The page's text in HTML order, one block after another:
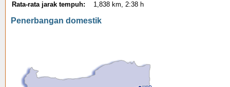
Rata-rata jarak tempuh:
1,838 km, 2:38 h
Penerbangan domestik